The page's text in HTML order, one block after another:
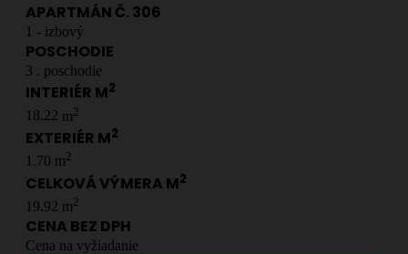
APARTMÁN Č.306
1 - izbový
POSCHODIE
3 . poschodie
INTERIÉR M2
18.22 m2
EXTERIÉR M2
1.70 m2
CELKOVÁ VÝMERA M2
19.92 m2
CENA BEZ DPH
Cena na vyžiadanie